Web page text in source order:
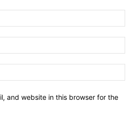
and website in this browser for the